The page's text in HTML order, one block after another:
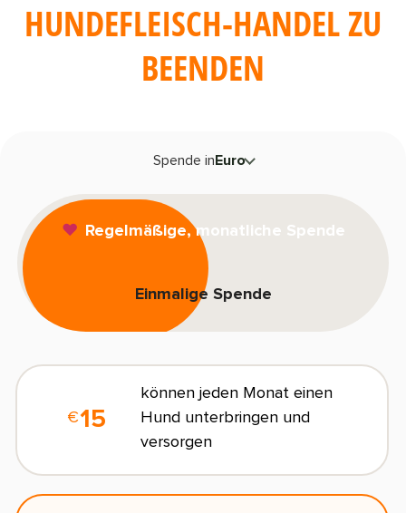
SHOP
HUNDEFLEISCH-HANDEL ZU
BEENDEN
Spende in Euro
Regelmäßige, monatliche Spende
Einmalige Spende
€15
können jeden Monat einen
Hund unterbringen und
versorgen